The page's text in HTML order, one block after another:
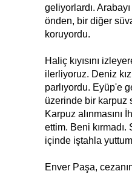
geliyorlardı.
önden, bir diğer
koruyordu.
Haliç kıyısını
ilerliyoruz. Deniz
parlıyordu. Eyüp'e
üzerinde bir karpuz
Karpuz alınmasını
ettim. Beni kırmadı.
içinde iştahla
Enver Paşa,